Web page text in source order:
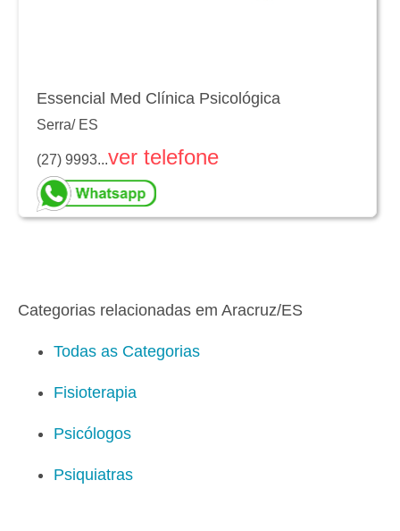
Essencial Med Clínica Psicológica
Serra/ ES
(27) 9993...ver telefone
Categorias relacionadas em Aracruz/ES
Todas as Categorias
Fisioterapia
Psicólogos
Psiquiatras